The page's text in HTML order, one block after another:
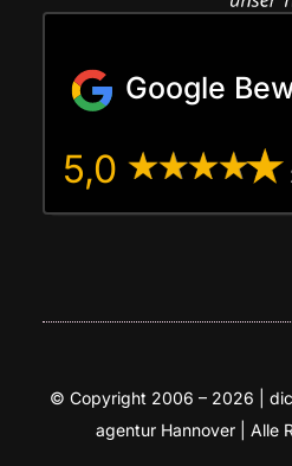
Google
5,0
© Copy­right 2006 – 2026 |
agen­tur Han­no­ver | Alle